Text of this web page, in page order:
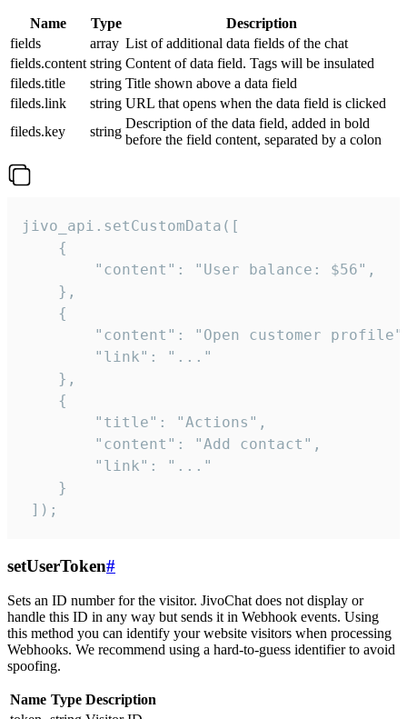
Name Type
Description
fields
array List of additional data fields of the chat
fields.content string Content of data field. Tags will be insulated
fileds.title
string Title shown above a data field
fileds.link
string URL that opens when the data field is clicked
fileds.key
string
Description of the data field, added in bold
before the field content, separated by a colon
jivo_api.setCustomData([
    {
        "content": "User balance: $56",
    },
    {
"content": "Open customer
        "link": "..."
    },
    {
        "title": "Actions",
        "content": "Add contact",
        "link": "..."
    }
]);
setUserToken#
Sets an ID number for the visitor. JivoChat does not display or
handle this ID in any way but sends it in Webhook events. Using
this method you can identify your website visitors when processing
Webhooks. We recommend using a hard-to-guess identifier to avoid
spoofing.
Name Type Description